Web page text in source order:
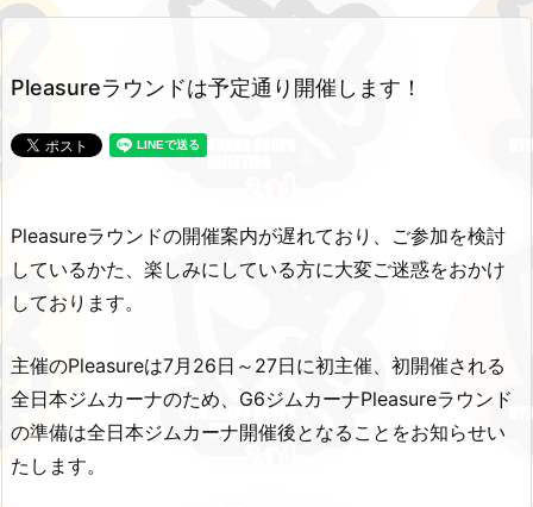
Pleasureラウンドは予定通り開催します！
Pleasureラウンドの開催案内が遅れており、ご参加を検討
しているかた、楽しみにしている方に大変ご迷惑をおかけ
しております。
主催のPleasureは7月26日～27日に初主催、初開催される
全日本ジムカーナのため、G6ジムカーナPleasureラウンド
の準備は全日本ジムカーナ開催後となることをお知らせい
たします。